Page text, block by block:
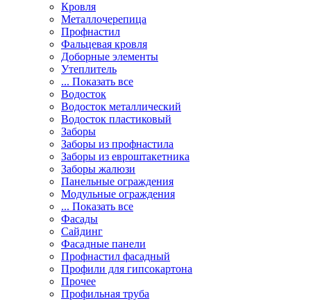
Кровля
Металлочерепица
Профнастил
Фальцевая кровля
Доборные элементы
Утеплитель
... Показать все
Водосток
Водосток металлический
Водосток пластиковый
Заборы
Заборы из профнастила
Заборы из евроштакетника
Заборы жалюзи
Панельные ограждения
Модульные ограждения
... Показать все
Фасады
Сайдинг
Фасадные панели
Профнастил фасадный
Профили для гипсокартона
Прочее
Профильная труба